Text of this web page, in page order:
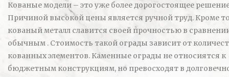
Кованые модели – это уже более дорогостоящее
Причиной высокой цены является ручной труд. Кроме
кованый металл славится своей прочностью в
обычным . Стоимость такой ограды зависит от
кованных элементов. Каменные ограды не относиятся к
бюджетным конструкциям, но превосходят в